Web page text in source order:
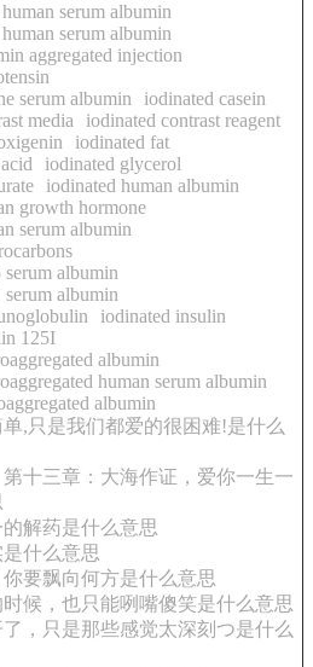
serum albumin
serum albumin
aggregated injection
serum albumin
iodinated casein
media
iodinated contrast reagent
iodinated fat
iodinated glycerol
iodinated human albumin
growth hormone
serum albumin
albumin
albumin
iodinated insulin
125I
albumin
human serum albumin
albumin
,只是我们都爱的很困难!是什么
第十三章：大海作证，爱你一生一
解药是什么意思
什么意思
要飘向何方是什么意思
候，也只能咧嘴傻笑是什么意思
，只是那些感觉太深刻つ是什么